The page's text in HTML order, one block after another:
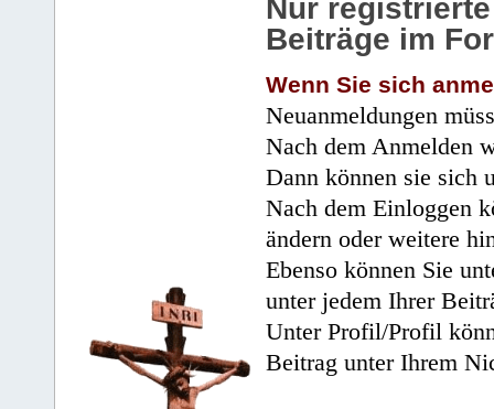
Nur
Beiträge im
Wenn Sie sich
Neuanmeldungen
Nach dem Anmelden
Dann können sie sich
Nach dem Einloggen
ändern oder weitere
Ebenso können Sie
unter jedem Ihrer
Unter Profil/Profil
Beitrag unter Ihrem